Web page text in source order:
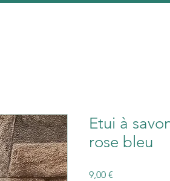
Etui à
rose bleu
9,00 €